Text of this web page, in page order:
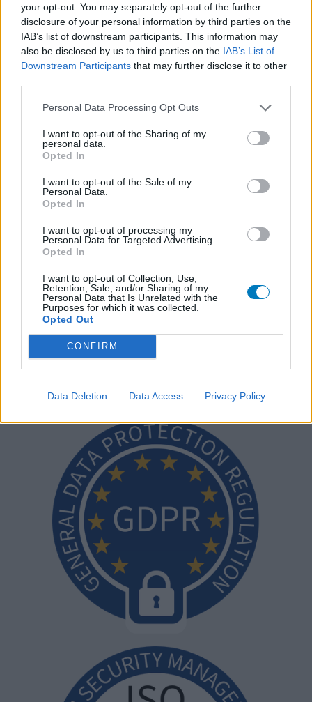
your opt-out. You may separately opt-out of the further
disclosure of your personal information by third parties on the
IAB’s list of downstream participants. This information may
also be disclosed by us to third parties on the IAB’s List of
Downstream Participants that may further disclose it to other
Personal Data Processing Opt Outs
I want to opt-out of the Sharing of my
personal data.
Opted In
I want to opt-out of the Sale of my
Personal Data.
Opted In
I want to opt-out of processing my
Personal Data for Targeted Advertising.
Opted In
I want to opt-out of Collection, Use,
Retention, Sale, and/or Sharing of my
Personal Data that Is Unrelated with the
Purposes for which it was collected.
Opted Out
CONFIRM
Data Deletion Data Access Privacy Policy
Azithromycin (104)
Antibiotika - Makrolide
Pantoprazol (103)
Magen - Protonenpumpenhemmer
Nitrofurantoin (100)
Depression - andere Mittel
Die Bewertungen und Kommentare dieser Seite sind
nutzergenerierter Inhalt. Diese werden vor der Veröffentlichung
gelesen und teilweise überarbeitet, um unseren Standards (für
Arzneimittel- und Gesundheitszustand) zu entsprechen. Wir
setzen von unseren Benutzern keine nachgewiesenen
medizinischen Kenntnisse voraus um ihre Meinungen
auszutauschen. Auf diese Weise geben die beschriebenen
Meinungen und Erfahrungen nur die Ansichten der jeweiligen
Autoren wieder und nicht jene des Eigentümers dieser Website.
Bitte beachten Sie, dass eine Erfahrung von Person zu Person
unterschiedlich sein kann und dass Sie sich immer an Ihren Arzt
oder Apotheker wenden sollten, um medizinischen Rat zu
Medikamenten zu erhalten.